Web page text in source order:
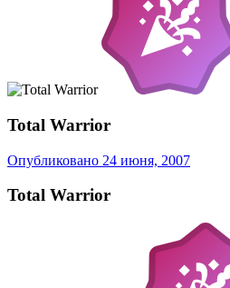
Total Warrior
Опубликовано 24 июня, 2007
Total Warrior